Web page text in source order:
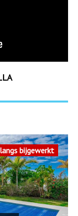
bijgewerkt